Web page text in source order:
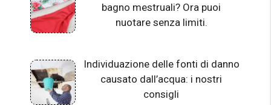
bagno mestruali? Ora puoi
nuotare senza limiti.
Individuazione delle fonti di danno
causato dall’acqua: i nostri
consigli